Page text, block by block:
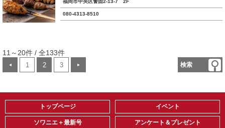
福岡市中央区警固2-13-7 2F
080-4313-8510
11～20件 / 全133件
検索
◀ 1 2 3 ▶
トップページ
ソワニエ＋最新号
イベント
アンケート＆プレゼント